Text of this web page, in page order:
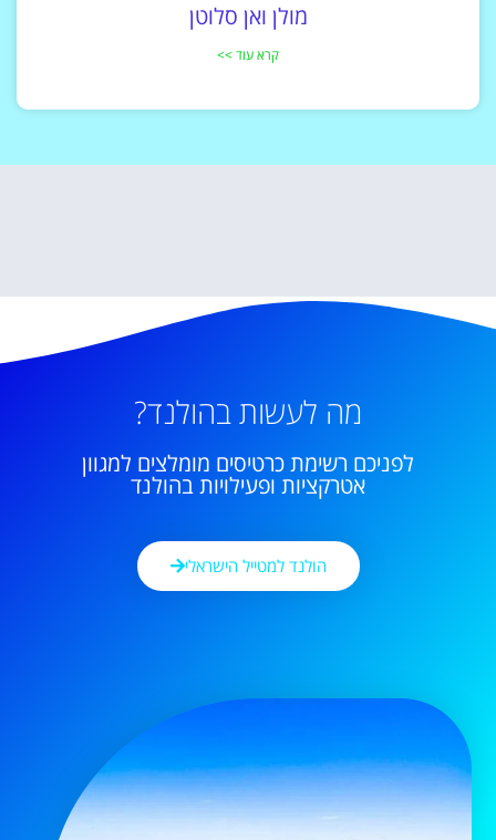
מולן ואן סלוטן
קרא עוד >>
מה לעשות בהולנד?
לפניכם רשימת כרטיסים מומלצים למגוון
אטרקציות ופעילויות בהולנד
הולנד למטייל הישראלי